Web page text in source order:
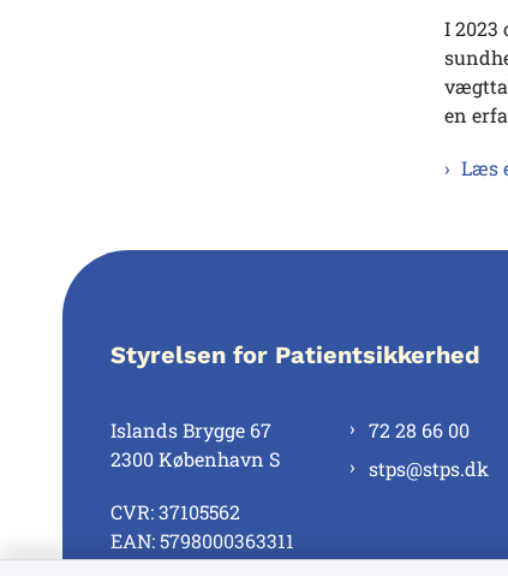
I 2023
en
Læs
Styrelsen for Patientsikkerhed
Islands Brygge 67
2300 København S
CVR: 37105562
EAN: 5798000363311
72 28 66 00
stps@stps.dk